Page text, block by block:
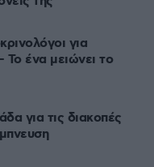
για
ένα μειώνει το
για τις διακοπές